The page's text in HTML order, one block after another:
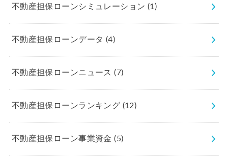
不動産担保ローンシミュレーション (1)
不動産担保ローンデータ (4)
不動産担保ローンニュース(7)
不動産担保ローンランキング (12)
不動産担保ローン事業資金(5)